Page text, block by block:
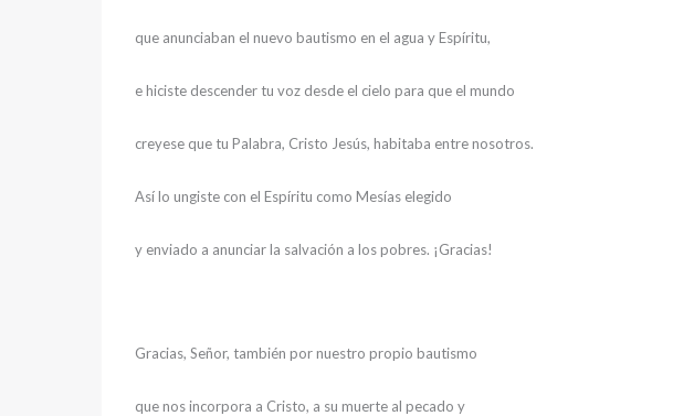
que anunciaban el nuevo bautismo en el agua y Espíritu,
e hiciste descender tu voz desde el cielo para que el mundo
creyese que tu Palabra, Cristo Jesús, habitaba entre nosotros.
Así lo ungiste con el Espíritu como Mesías elegido
y enviado a anunciar la salvación a los pobres. ¡Gracias!
Gracias, Señor, también por nuestro propio bautismo
que nos incorpora a Cristo, a su muerte al pecado y